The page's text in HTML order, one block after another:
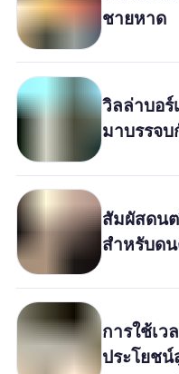
ชายหาด
วิลล่าบอร์
มาบรรจบ
สัมผัสดน
สำหรับด
การใช้เว
ประโยช